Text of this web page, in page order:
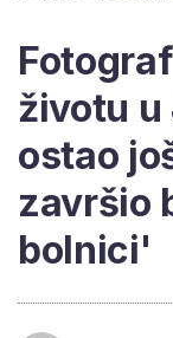
životu u
ostao
završio
bolnici'